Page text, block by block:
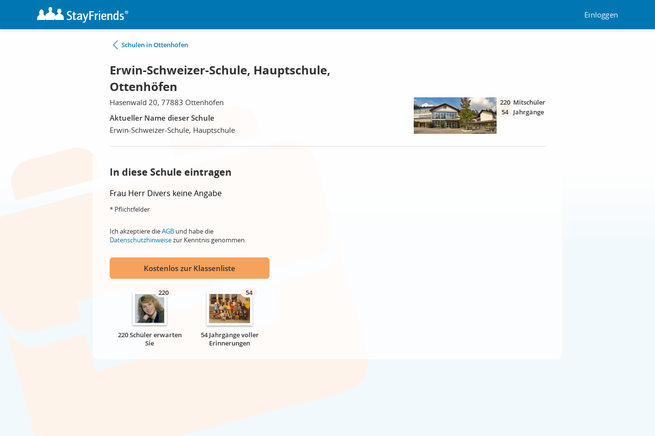
Einloggen
Schulen in Ottenhöfen
Erwin-Schweizer-Schule, Hauptschule,
Ottenhöfen
Hasenwald 20, 77883 Ottenhöfen
Aktueller Name dieser Schule
Erwin-Schweizer-Schule, Hauptschule
220 Mitschüler
54
Jahrgänge
In diese Schule eintragen
Frau Herr Divers keine Angabe
* Pflichtfelder
Ich akzeptiere dieAGB und habe die
Datenschutzhinweisezur Kenntnis genommen.
Kostenlos zur Klassenliste
220
220 Schüler erwarten
Sie
54
54 Jahrgänge voller
Erinnerungen